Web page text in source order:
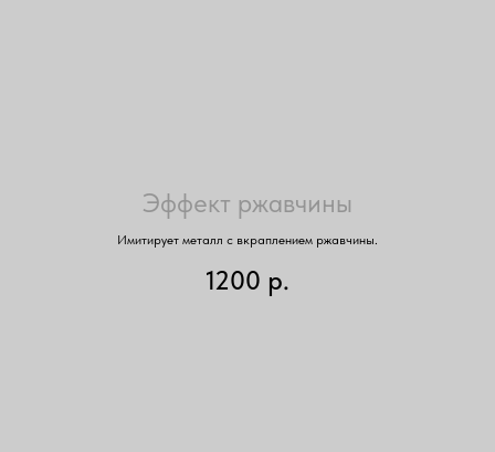
Эффект ржавчины
Имитирует металл с вкраплением ржавчины.
1200 р.